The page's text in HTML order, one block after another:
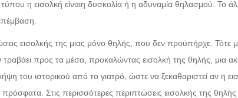
η εισολκή είναιη δυσκολία ή η αδυναμία θηλασμού. Το
εισολκής της μιας μόνο θηλής, που δεν προϋπήρχε. Τότε
προς τα μέσα, προκαλώντας εισολκή της θηλής, μια
του ιστορικού από το γιατρό, ώστε να ξεκαθαριστεί αν η
Στις περισσότερες περιπτώσεις εισολκής της